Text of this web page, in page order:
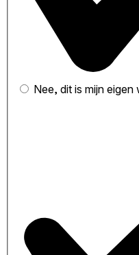
Nee, dit is mijn eigen